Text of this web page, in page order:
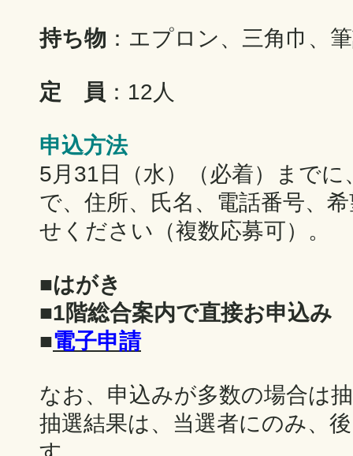
持ち物 ：エプロン、三角巾、
定 員 ：12人
申込方法
5月31日（水）（必着）まで
で、住所、氏名、電話番号、
せください（複数応募可）。
■はがき
■1階総合案内で直接お申込み
■電子申請
なお、申込みが多数の場合は
抽選結果は、当選者にのみ、